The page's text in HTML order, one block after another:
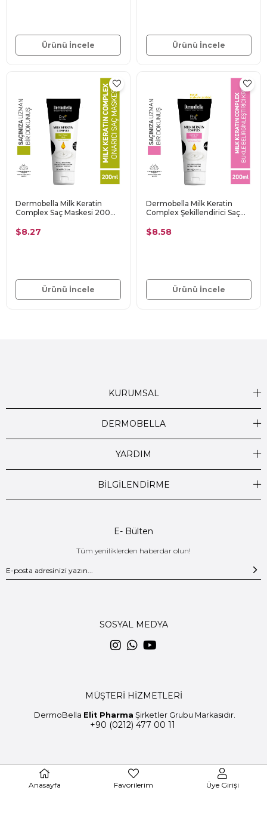
Ürünü İncele Ürünü İncele
Dermobella Milk Keratin
Complex Saç Maskesi 200
$8.27
Ürünü İncele
Dermobella Milk Keratin
Complex Şekillendirici Saç
$8.58
Ürünü İncele
KURUMSAL
DERMOBELLA
YARDIM
BİLGİLENDİRME
E- Bülten
Tüm yeniliklerden haberdar olun!
SOSYAL MEDYA
MÜŞTERİ HİZMETLERİ
+90 (0212) 477 00 11
DermoBella Elit Pharma Şirketler Grubu Markasıdır.
Anasayfa Favorilerim Üye Girişi